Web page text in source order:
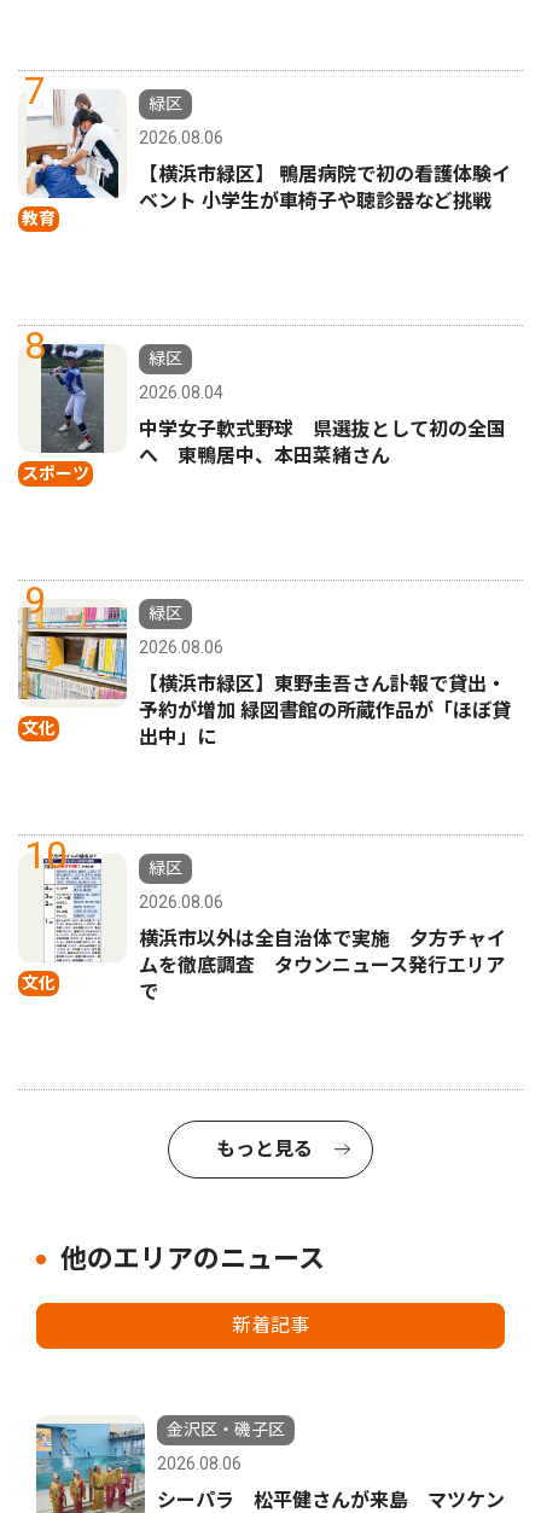
7
教育
緑区
2026.08.06
【横浜市緑区】 鴨居病院で初の看護体験イ
ベント 小学生が車椅子や聴診器など挑戦
8
スポーツ
緑区
2026.08.04
中学女子軟式野球 県選抜として初の全国
へ 東鴨居中、本田菜緒さん
9
文化
緑区
2026.08.06
【横浜市緑区】東野圭吾さん訃報で貸出・
予約が増加 緑図書館の所蔵作品が「ほぼ貸
出中」に
10
文化
緑区
2026.08.06
横浜市以外は全自治体で実施 夕方チャイ
ムを徹底調査 タウンニュース発行エリア
で
もっと見る
他のエリアのニュース
新着記事
金沢区・磯子区
2026.08.06
シーパラ 松平健さんが来島 マツケン